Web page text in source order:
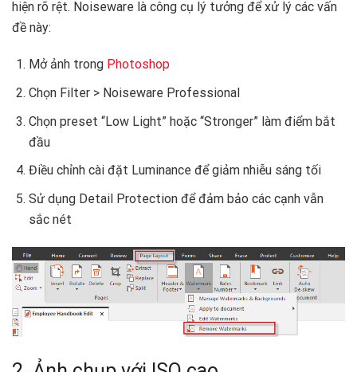
hiện rõ rệt. Noiseware là công cụ lý tưởng để xử lý các vấn
đề này:
Mở ảnh trong Photoshop
Chọn Filter > Noiseware Professional
Chọn preset “Low Light” hoặc “Stronger” làm điểm bắt
đầu
Điều chỉnh cài đặt Luminance để giảm nhiễu sáng tối
Sử dụng Detail Protection để đảm bảo các cạnh vẫn
sắc nét